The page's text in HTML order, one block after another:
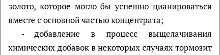
золото, которое могло бы успешно цианироваться
вместе с основной частью концентрата;
- добавление в процесс выщелачивания
химических добавок в некоторых случаях тормозит